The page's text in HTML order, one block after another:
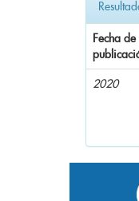
Fecha de
2020